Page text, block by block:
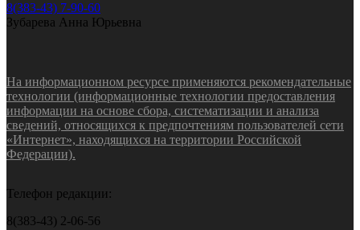
8(383-43) 7-90-60
Зубарева Анна Юрьевна
На информационном ресурсе применяются рекомендательные
технологии (информационные технологии предоставления
информации на основе сбора, систематизации и анализа
сведений, относящихся к предпочтениям пользователей сети
«Интернет», находящихся на территории Российской
Федерации).
Телефон редакции:
8(383-43) 2-06-56